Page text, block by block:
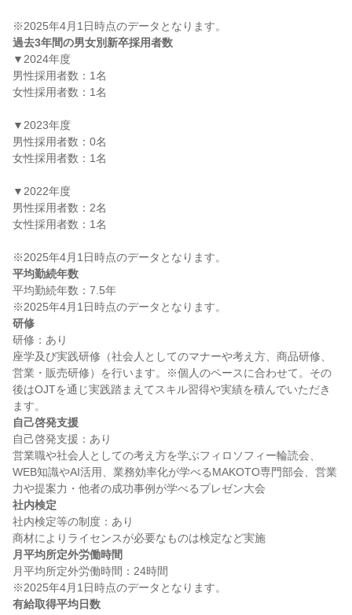
過去3年間の男女別新卒採用者数
▼2024年度
男性採用者数：1名
女性採用者数：1名
▼2023年度
男性採用者数：0名
女性採用者数：1名
▼2022年度
男性採用者数：2名
女性採用者数：1名
平均勤続年数
平均勤続年数：7.5年
研修
研修：あり
座学及び実践研修（社会人としてのマナーや考え方、商品研修、
営業・販売研修）を行います。※個人のペースに合わせて。その
後はOJTを通じ実践踏まえてスキル習得や実績を積んでいただき
自己啓発支援
自己啓発支援：あり
営業職や社会人としての考え方を学ぶフィロソフィー輪読会、
WEB知識やAI活用、業務効率化が学べるMAKOTO専門部会、営業
社内検定
社内検定等の制度：あり
月平均所定外労働時間
月平均所定外労働時間：24時間
有給取得平均日数